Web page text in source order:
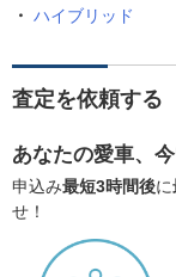
ハイブリッド
査定を依頼する
あなたの愛車、
申込み最短3時間後に
せ！